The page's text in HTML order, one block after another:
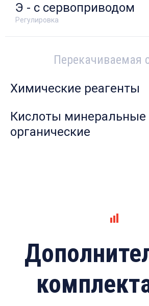
Регулировка
Э - с сервоприводом
Перекачиваемая
Химические реагенты
Кислоты минеральные
органические